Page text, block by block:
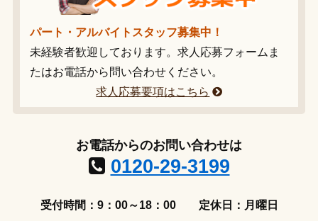
パート・アルバイトスタッフ募集中！
未経験者歓迎しております。求人応募フォームま
たはお電話から問い合わせください。
求人応募要項はこちら
お電話からのお問い合わせは
0120-29-3199
受付時間：9：00～18：00 定休日：月曜日